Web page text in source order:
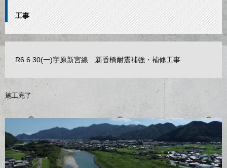
工事
R6.6.30(一)宇原新宮線 新香橋耐震補強・補修工事
施工完了